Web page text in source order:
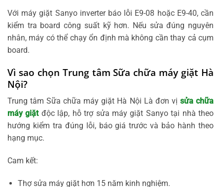
Với máy giặt Sanyo inverter báo lỗi E9-08 hoặc E9-40, cần
kiểm tra board công suất kỹ hơn. Nếu sửa đúng nguyên
nhân, máy có thể chạy ổn định mà không cần thay cả cụm
board.
Vì sao chọn Trung tâm Sữa chữa máy giặt Hà
Nội?
Trung tâm Sữa chữa máy giặt Hà Nội Là đơn vị sửa chữa
máy giặt độc lập, hỗ trợ sửa máy giặt Sanyo tại nhà theo
hướng kiểm tra đúng lỗi, báo giá trước và bảo hành theo
hạng mục.
Cam kết:
Thợ sửa máy giặt hơn 15 năm kinh nghiệm.